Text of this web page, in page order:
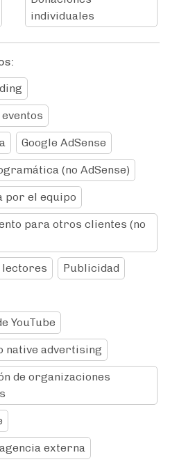
individuales
Google AdSense
(no AdSense)
por el equipo
para otros clientes (no
lectores Publicidad
YouTube
native advertising
de organizaciones
externa